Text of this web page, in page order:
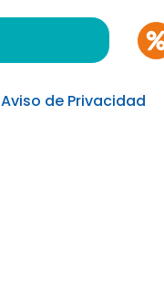
Aviso de Privacidad